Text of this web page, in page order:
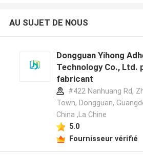
AU SUJET DE NOUS
Dongguan Yihong
Technology Co., Ltd.
fabricant
#422 Nanhuang Rd,
Town, Dongguan,
China ,La Chine
5.0
Fournisseur vérifié